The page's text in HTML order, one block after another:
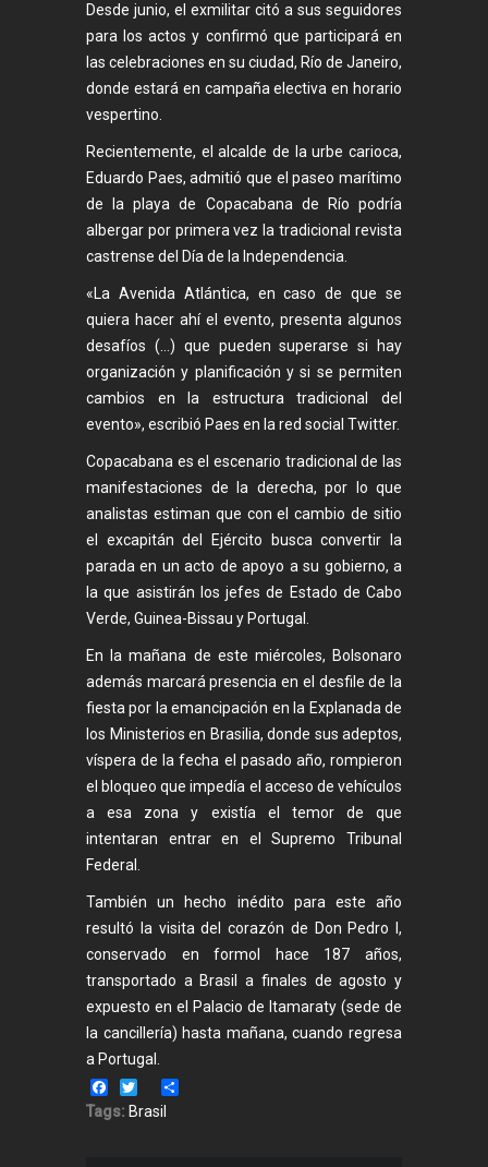
Desde junio, el exmilitar citó a sus seguidores
para los actos y confirmó que participará en
las celebraciones en su ciudad, Río de Janeiro,
donde estará en campaña electiva en horario
vespertino.
Recientemente, el alcalde de la urbe carioca,
Eduardo Paes, admitió que el paseo marítimo
de la playa de Copacabana de Río podría
albergar por primera vez la tradicional revista
castrense del Día de la Independencia.
«La Avenida Atlántica, en caso de que se
quiera hacer ahí el evento, presenta algunos
desafíos (…) que pueden superarse si hay
organización y planificación y si se permiten
cambios en la estructura tradicional del
evento», escribió Paes en la red social Twitter.
Copacabana es el escenario tradicional de las
manifestaciones de la derecha, por lo que
analistas estiman que con el cambio de sitio
el excapitán del Ejército busca convertir la
parada en un acto de apoyo a su gobierno, a
la que asistirán los jefes de Estado de Cabo
Verde, Guinea-Bissau y Portugal.
En la mañana de este miércoles, Bolsonaro
además marcará presencia en el desfile de la
fiesta por la emancipación en la Explanada de
los Ministerios en Brasilia, donde sus adeptos,
víspera de la fecha el pasado año, rompieron
el bloqueo que impedía el acceso de vehículos
a esa zona y existía el temor de que
intentaran entrar en el Supremo Tribunal
Federal.
También un hecho inédito para este año
resultó la visita del corazón de Don Pedro I,
conservado en formol hace 187 años,
transportado a Brasil a finales de agosto y
expuesto en el Palacio de Itamaraty (sede de
la cancillería) hasta mañana, cuando regresa
a Portugal.
Facebook
Twitter
Tags: Brasil